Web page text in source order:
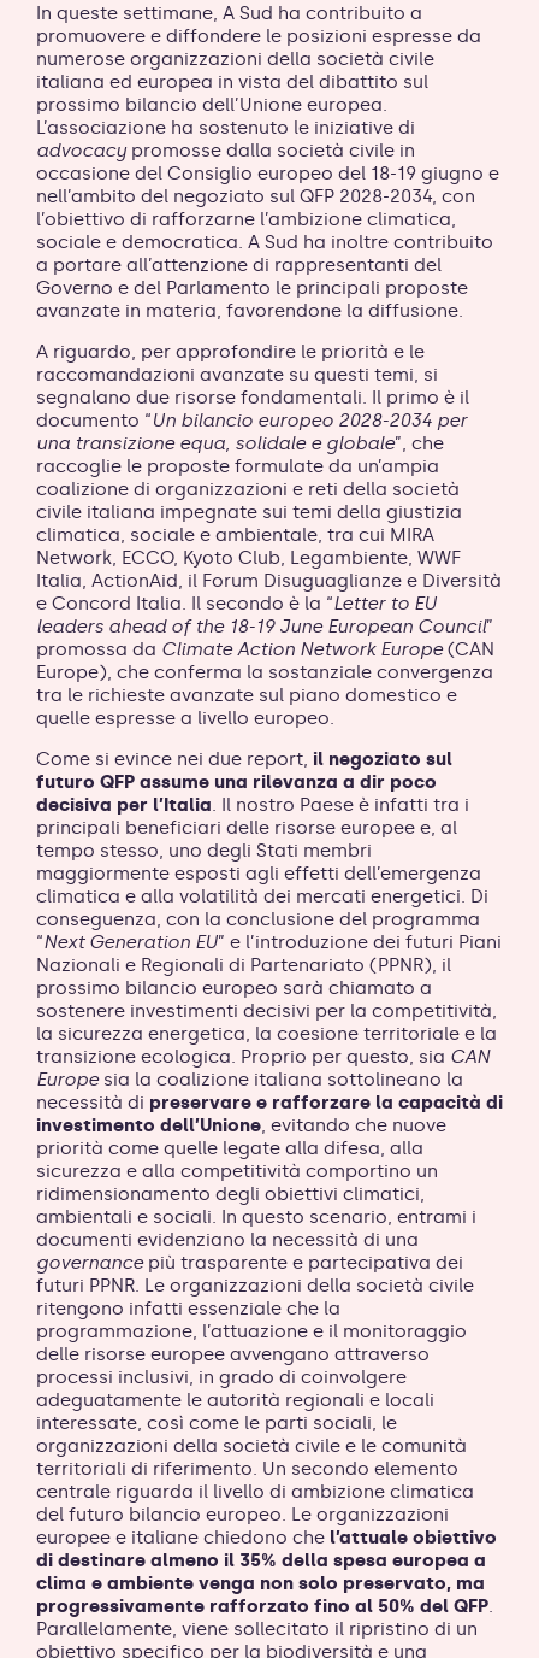
In queste settimane, A Sud ha contribuito a
promuovere e diffondere le posizioni espresse da
numerose organizzazioni della società civile
italiana ed europea in vista del dibattito sul
prossimo bilancio dell’Unione europea.
L’associazione ha sostenuto le iniziative di
advocacypromosse dalla società civile in
occasione del Consiglio europeo del 18-19 giugno e
nell’ambito del negoziato sul QFP 2028-2034, con
l’obiettivo di rafforzarne l’ambizione climatica,
sociale e democratica. A Sud ha inoltre contribuito
a portare all’attenzione di rappresentanti del
Governo e del Parlamento le principali proposte
avanzate in materia, favorendone la diffusione.
A riguardo, per approfondire le priorità e le
raccomandazioni avanzate su questi temi, si
segnalano due risorse fondamentali. Il primo è il
documento “Un bilancio europeo 2028-2034 per
una transizione equa, solidale e globale”, che
raccoglie le proposte formulate da un’ampia
coalizione di organizzazioni e reti della società
civile italiana impegnate sui temi della giustizia
climatica, sociale e ambientale, tra cui MIRA
Network, ECCO, Kyoto Club, Legambiente, WWF
Italia, ActionAid, il Forum Disuguaglianze e Diversità
e Concord Italia. Il secondo è la “Letter to EU
leaders ahead of the 18-19 June European Council”
promossa da Climate Action Network Europe(CAN
Europe), che conferma la sostanziale convergenza
tra le richieste avanzate sul piano domestico e
quelle espresse a livello europeo.
Come si evince nei due report, il negoziato sul
futuro QFP assume una rilevanza a dir poco
decisiva per l’Italia. Il nostro Paese è infatti tra i
principali beneficiari delle risorse europee e, al
tempo stesso, uno degli Stati membri
maggiormente esposti agli effetti dell’emergenza
climatica e alla volatilità dei mercati energetici. Di
conseguenza, con la conclusione del programma
“Next Generation EU” e l’introduzione dei futuri Piani
Nazionali e Regionali di Partenariato (PPNR), il
prossimo bilancio europeo sarà chiamato a
sostenere investimenti decisivi per la competitività,
la sicurezza energetica, la coesione territoriale e la
transizione ecologica. Proprio per questo, sia CAN
Europesia la coalizione italiana sottolineano la
necessità di preservare e rafforzare la capacità di
investimento dell’Unione, evitando che nuove
priorità come quelle legate alla difesa, alla
sicurezza e alla competitività comportino un
ridimensionamento degli obiettivi climatici,
ambientali e sociali. In questo scenario, entrami i
documenti evidenziano la necessità di una
governancepiù trasparente e partecipativa dei
futuri PPNR. Le organizzazioni della società civile
ritengono infatti essenziale che la
programmazione, l’attuazione e il monitoraggio
delle risorse europee avvengano attraverso
processi inclusivi, in grado di coinvolgere
adeguatamente le autorità regionali e locali
interessate, così come le parti sociali, le
organizzazioni della società civile e le comunità
territoriali di riferimento. Un secondo elemento
centrale riguarda il livello di ambizione climatica
del futuro bilancio europeo. Le organizzazioni
europee e italiane chiedono che l’attuale obiettivo
di destinare almeno il 35% della spesa europea a
clima e ambiente venga non solo preservato, ma
progressivamente rafforzato fino al 50% del QFP.
Parallelamente, viene sollecitato il ripristino di un
obiettivo specifico per la biodiversità e una